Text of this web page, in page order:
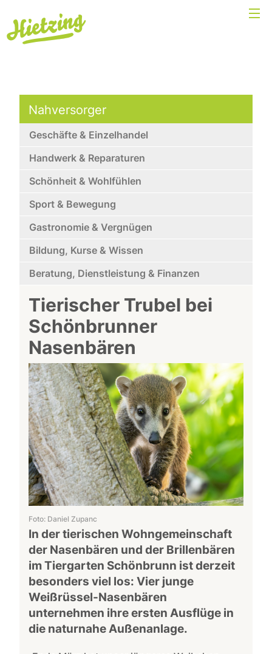
Nahversorger
Geschäfte & Einzelhandel
Handwerk & Reparaturen
Schönheit & Wohlfühlen
Sport & Bewegung
Gastronomie & Vergnügen
Bildung, Kurse & Wissen
Beratung, Dienstleistung & Finanzen
Tierischer Trubel bei
Schönbrunner
Nasenbären
Foto: Daniel Zupanc
In der tierischen Wohngemeinschaft
der Nasenbären und der Brillenbären
im Tiergarten Schönbrunn ist derzeit
besonders viel los: Vier junge
Weißrüssel-Nasenbären
unternehmen ihre ersten Ausflüge in
die naturnahe Außenanlage.